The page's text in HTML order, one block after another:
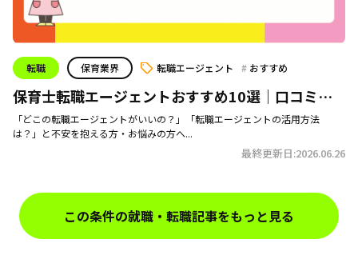
転職 保育業界 転職エージェント おすすめ
保育士転職エージェントおすすめ10選｜口コミや
特徴を紹介！【2026年最新】
「どこの転職エージェントがいいの？」「転職エージェントの活用方法
は？」と不安を抱える方・お悩みの方へ...
最終更新日:2026.06.26
この条件の就職・転職記事をもっと見る